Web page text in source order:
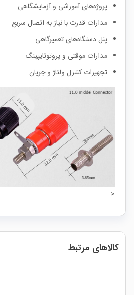
پروژه‌های آموزشی و آزمایشگاهی
مدارات قدرت با نیاز به اتصال سریع
پنل دستگاه‌های تعمیرگاهی
مدارات موقتی و پروتوتایپینگ
تجهیزات کنترل ولتاژ و جریان
<
کالاهای مرتبط